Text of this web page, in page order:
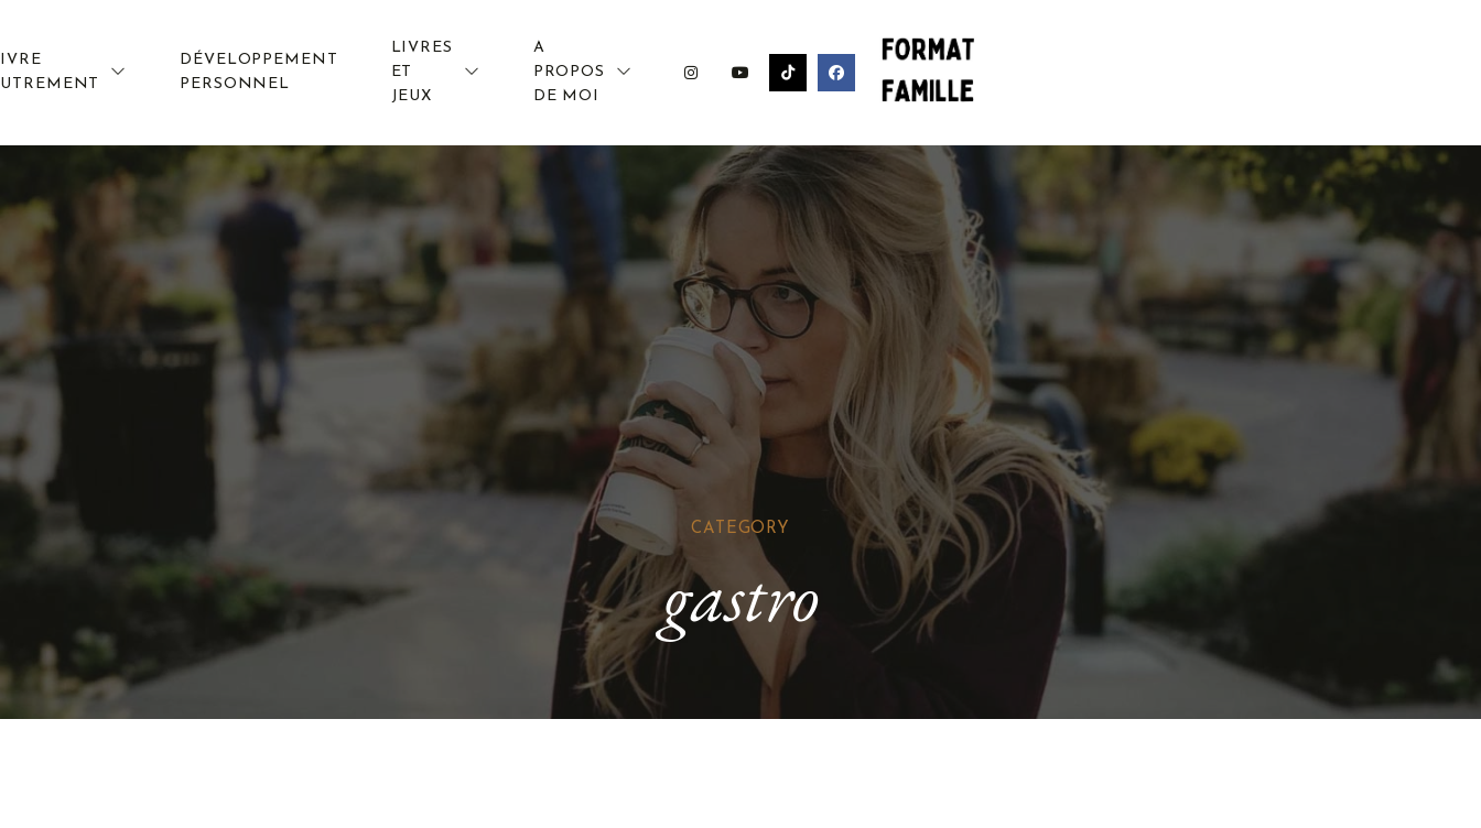
DÉVELOPPEMENT
PERSONNEL
LIVRES
ET
JEUX
A
PROPOS
DE MOI
CATEGORY
gastro